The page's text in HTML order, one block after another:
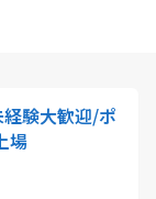
験大歓迎/ポ
場